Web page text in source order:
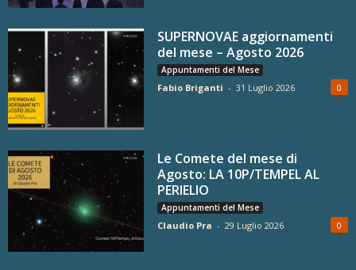
SUPERNOVAE aggiornamenti
del mese – Agosto 2026
Appuntamenti del Mese
Fabio Briganti - 31 Luglio 2026 0
Le Comete del mese di
Agosto: LA 10P/TEMPEL AL
PERIELIO
Appuntamenti del Mese
Claudio Pra - 29 Luglio 2026 0